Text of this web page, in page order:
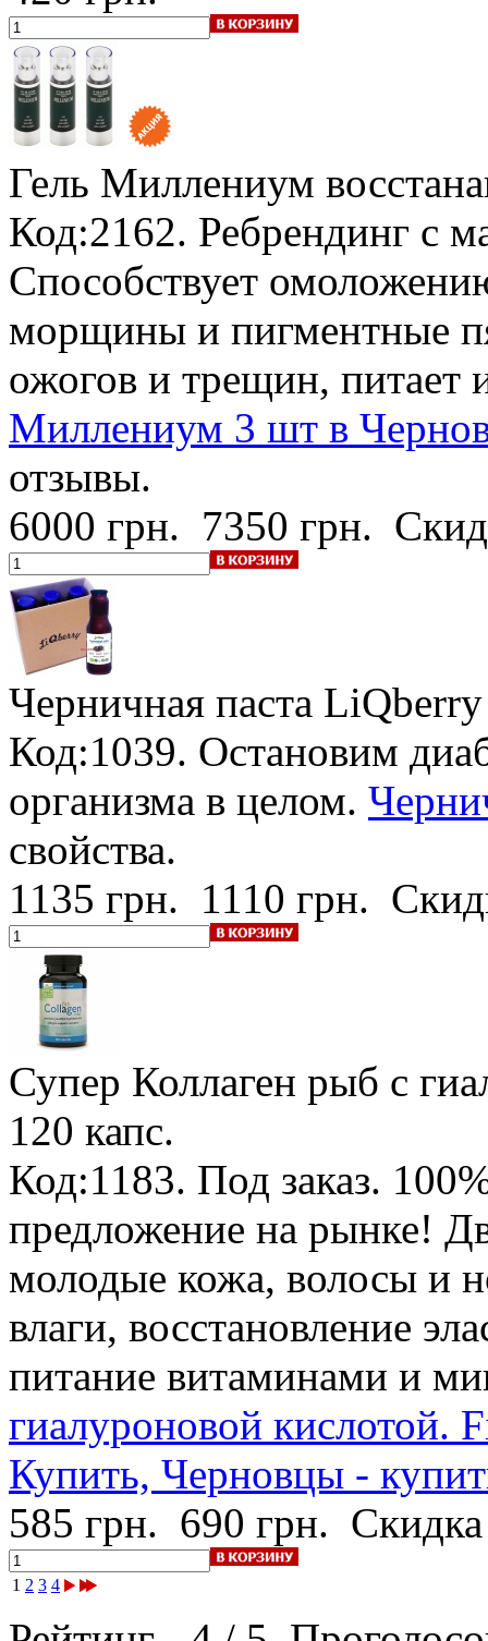
Гель Миллениум
Код:2162. Ребрендинг с
Способствует
морщины и пигментные
ожогов и трещин, питает
Миллениум 3 шт в
отзывы.
6000 грн. 7350 грн.
Черничная паста LiQberry
Код:1039. Остановим
организма в целом.
свойства.
1135 грн. 1110 грн.
Супер Коллаген рыб с
120 капс.
Код:1183. Под заказ.
предложение на рынке!
молодые кожа, волосы и
влаги, восстановление
питание витаминами и
гиалуроновой кислотой.
Купить, Черновцы -
585 грн. 690 грн.
1 2 3 4